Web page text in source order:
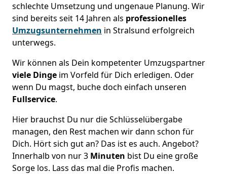
schlechte Umsetzung und ungenaue Planung. Wir
sind bereits seit 14 Jahren als professionelles
Umzugsunternehmen in Stralsund erfolgreich
unterwegs.
Wir können als Dein kompetenter Umzugspartner
viele Dinge im Vorfeld für Dich erledigen. Oder
wenn Du magst, buche doch einfach unseren
Fullservice.
Hier brauchst Du nur die Schlüsselübergabe
managen, den Rest machen wir dann schon für
Dich. Hört sich gut an? Das ist es auch. Angebot?
Innerhalb von nur 3 Minuten bist Du eine große
Sorge los. Lass das mal die Profis machen.